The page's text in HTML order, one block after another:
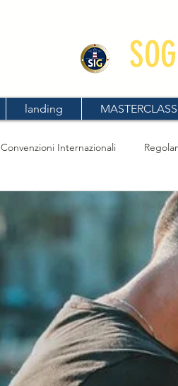
landing MASTERCLASS
Convenzioni Internazionali
Codice della Navigazione